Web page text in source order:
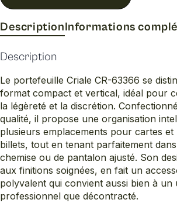
DescriptionInformations
Description
Le portefeuille Criale CR-63366 se
format compact et vertical, idéal pour
la légèreté et la discrétion.
qualité, il propose une organisation
plusieurs emplacements pour cartes
billets, tout en tenant parfaitement
chemise ou de pantalon ajusté. Son
aux finitions soignées, en fait un
polyvalent qui convient aussi bien à un
professionnel que décontracté.